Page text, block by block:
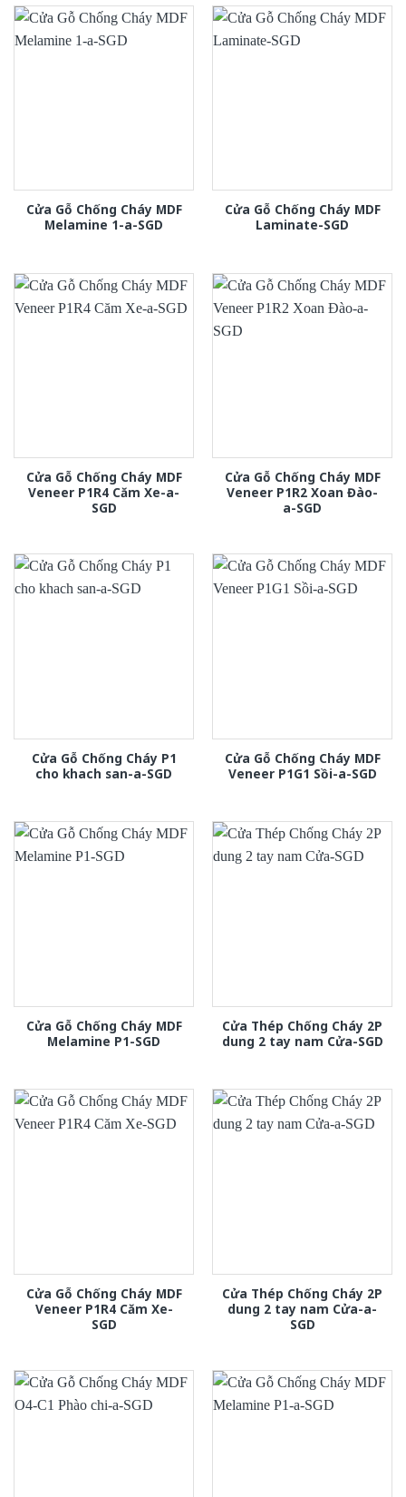
Cửa Gỗ Chống Cháy MDF
Melamine 1-a-SGD
Cửa Gỗ Chống Cháy MDF
Laminate-SGD
Cửa Gỗ Chống Cháy MDF
Veneer P1R4 Căm Xe-a-
SGD
Cửa Gỗ Chống Cháy MDF
Veneer P1R2 Xoan Đào-
a-SGD
Cửa Gỗ Chống Cháy P1
cho khach san-a-SGD
Cửa Gỗ Chống Cháy MDF
Veneer P1G1 Sồi-a-SGD
Cửa Gỗ Chống Cháy MDF
Melamine P1-SGD
Cửa Thép Chống Cháy 2P
dung 2 tay nam Cửa-SGD
Cửa Gỗ Chống Cháy MDF
Veneer P1R4 Căm Xe-
SGD
Cửa Thép Chống Cháy 2P
dung 2 tay nam Cửa-a-
SGD